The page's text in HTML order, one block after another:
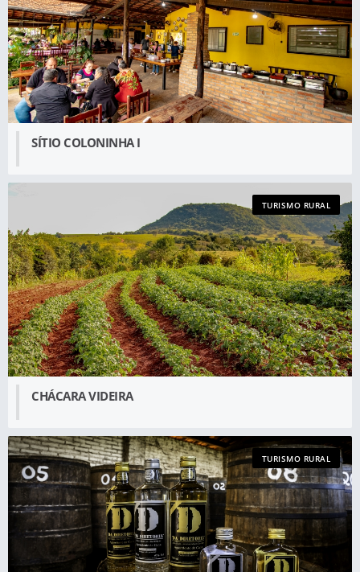
SÍTIO COLONINHA I
CHÁCARA VIDEIRA
TURISMO RURAL
TURISMO RURAL